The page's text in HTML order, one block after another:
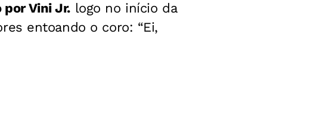
por Vini Jr. logo no início da
entoando o coro: “Ei,